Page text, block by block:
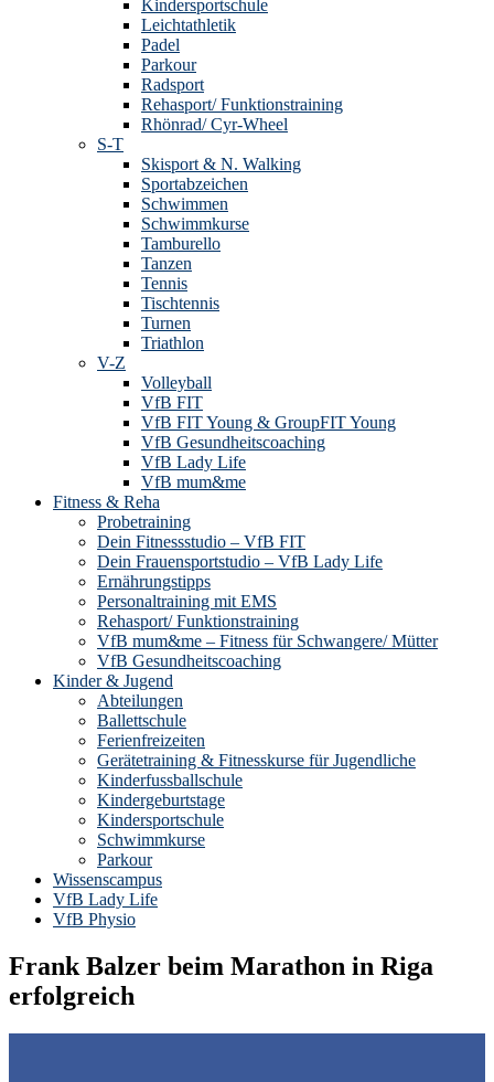
Kindersportschule
Leichtathletik
Padel
Parkour
Radsport
Rehasport/ Funktionstraining
Rhönrad/ Cyr-Wheel
S-T
Skisport & N. Walking
Sportabzeichen
Schwimmen
Schwimmkurse
Tamburello
Tanzen
Tennis
Tischtennis
Turnen
Triathlon
V-Z
Volleyball
VfB FIT
VfB FIT Young & GroupFIT Young
VfB Gesundheitscoaching
VfB Lady Life
VfB mum&me
Fitness & Reha
Probetraining
Dein Fitnessstudio – VfB FIT
Dein Frauensportstudio – VfB Lady Life
Ernährungstipps
Personaltraining mit EMS
Rehasport/ Funktionstraining
VfB mum&me – Fitness für Schwangere/ Mütter
VfB Gesundheitscoaching
Kinder & Jugend
Abteilungen
Ballettschule
Ferienfreizeiten
Gerätetraining & Fitnesskurse für Jugendliche
Kinderfussballschule
Kindergeburtstage
Kindersportschule
Schwimmkurse
Parkour
Wissenscampus
VfB Lady Life
VfB Physio
Frank Balzer beim Marathon in Riga
erfolgreich